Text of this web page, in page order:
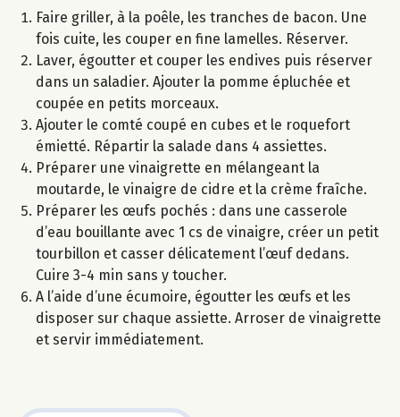
Faire griller, à la poêle, les tranches de bacon. Une
fois cuite, les couper en fine lamelles. Réserver.
Laver, égoutter et couper les endives puis réserver
dans un saladier. Ajouter la pomme épluchée et
coupée en petits morceaux.
Ajouter le comté coupé en cubes et le roquefort
émietté. Répartir la salade dans 4 assiettes.
Préparer une vinaigrette en mélangeant la
moutarde, le vinaigre de cidre et la crème fraîche.
Préparer les œufs pochés : dans une casserole
d’eau bouillante avec 1 cs de vinaigre, créer un petit
tourbillon et casser délicatement l’œuf dedans.
Cuire 3-4 min sans y toucher.
A l’aide d’une écumoire, égoutter les œufs et les
disposer sur chaque assiette. Arroser de vinaigrette
et servir immédiatement.